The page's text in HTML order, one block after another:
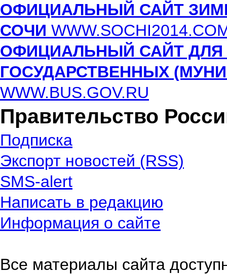
ОФИЦИАЛЬНЫЙ САЙТ
СОЧИ
ОФИЦИАЛЬНЫЙ САЙТ
ГОСУДАРСТВЕННЫХ
WWW.BUS.GOV.RU
Правительство
Подписка
Экспорт новостей (RSS)
SMS-alert
Написать в редакцию
Информация о сайте
Все материалы сайта